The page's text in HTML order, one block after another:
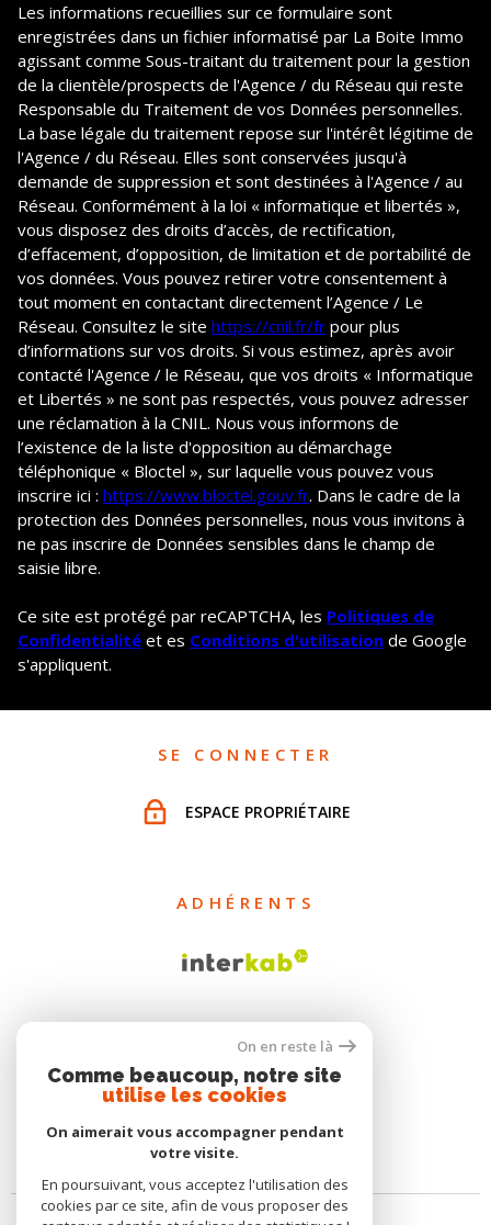
Les informations recueillies sur ce formulaire sont
enregistrées dans un fichier informatisé par La Boite Immo
agissant comme Sous-traitant du traitement pour la gestion
de la clientèle/prospects de l'Agence / du Réseau qui reste
Responsable du Traitement de vos Données personnelles.
La base légale du traitement repose sur l'intérêt légitime de
l'Agence / du Réseau. Elles sont conservées jusqu'à
demande de suppression et sont destinées à l'Agence / au
Réseau. Conformément à la loi « informatique et libertés »,
vous disposez des droits d’accès, de rectification,
d’effacement, d’opposition, de limitation et de portabilité de
vos données. Vous pouvez retirer votre consentement à
tout moment en contactant directement l’Agence / Le
Réseau. Consultez le site https://cnil.fr/fr pour plus
d’informations sur vos droits. Si vous estimez, après avoir
contacté l'Agence / le Réseau, que vos droits « Informatique
et Libertés » ne sont pas respectés, vous pouvez adresser
une réclamation à la CNIL. Nous vous informons de
l’existence de la liste d'opposition au démarchage
téléphonique « Bloctel », sur laquelle vous pouvez vous
inscrire ici : https://www.bloctel.gouv.fr. Dans le cadre de la
protection des Données personnelles, nous vous invitons à
ne pas inscrire de Données sensibles dans le champ de
saisie libre.
Ce site est protégé par reCAPTCHA, les Politiques de
Confidentialité et es Conditions d'utilisation de Google
s'appliquent.
SE CONNECTER
ESPACE PROPRIÉTAIRE
ADHÉRENTS
On en reste là
Comme beaucoup, notre site
utilise les cookies
On aimerait vous accompagner pendant
votre visite.
En poursuivant, vous acceptez l'utilisation des
cookies par ce site, afin de vous proposer des